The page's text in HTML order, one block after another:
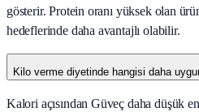
gösterir. Protein oranı yüksek olan
hedeflerinde daha avantajlı olabilir.
Kilo verme diyetinde hangisi daha
Kalori açısından Güveç daha düşük